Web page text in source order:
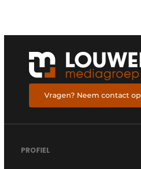
Vragen? Neem contact op
PROFIEL